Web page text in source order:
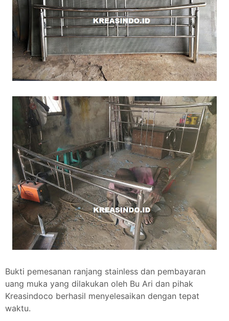
Bukti pemesanan ranjang stainless dan pembayaran
uang muka yang dilakukan oleh Bu Ari dan pihak
Kreasindoco berhasil menyelesaikan dengan tepat
waktu.